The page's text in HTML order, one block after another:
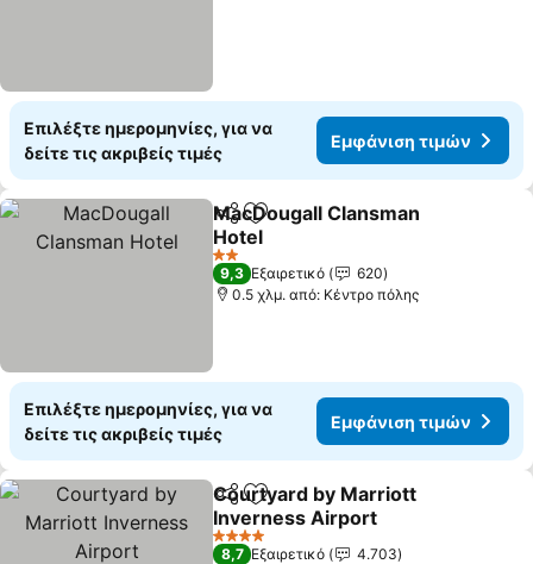
Επιλέξτε ημερομηνίες, για να
δείτε τις ακριβείς τιμές
Εμφάνιση τιμών
Κοινοποίηση
Προσθήκη στα αγαπημένα
MacDougall Clansman
Hotel
2 Αστέρια
9,3 Εξαιρετικό
620
0.5 χλμ. από: Κέντρο πόλης
Επιλέξτε ημερομηνίες, για να
δείτε τις ακριβείς τιμές
Εμφάνιση τιμών
Κοινοποίηση
Προσθήκη στα αγαπημένα
Courtyard by Marriott
Inverness Airport
4 Αστέρια
8,7 Εξαιρετικό
4.703